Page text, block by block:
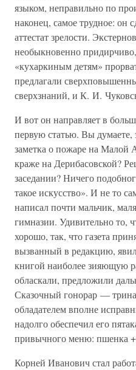
языком, неправильно по
наконец, самое трудное: он
аттестат зрелости.
необыкновенно
«кухаркиным детям»
предлагали
сверхзнаний, и К. И.
И вот он направляет в
первую статью. Вы думаете,
заметка о пожаре на Малой
краже на Дерибасовской?
заседании? Ничего
такое искусство». И не то
написал почти мальчик,
гимназии. Удивительно то,
хорошо, так, что газета
вызванный в редакцию,
книгой наиболее зияющую
обласкали, предложили
Сказочный гонорар —
обладателем вполне
надолго обеспечил его
привычного меню: пшенка +
Корней Иванович стал